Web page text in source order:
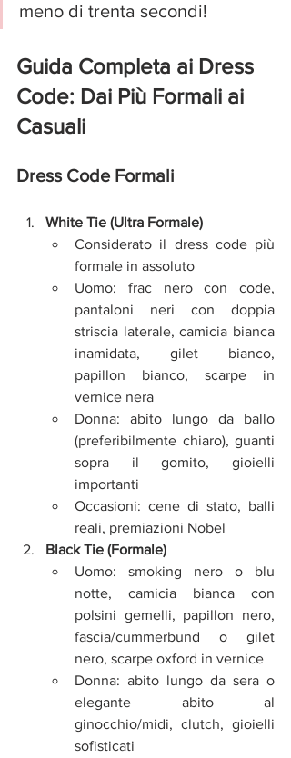
meno di trenta secondi!
Guida Completa ai Dress
Code: Dai Più Formali ai
Casuali
Dress Code Formali
White Tie (Ultra Formale)
Considerato il dress code più
formale in assoluto
Uomo: frac nero con code,
pantaloni neri con doppia
striscia laterale, camicia bianca
inamidata, gilet bianco,
papillon bianco, scarpe in
vernice nera
Donna: abito lungo da ballo
(preferibilmente chiaro), guanti
sopra il gomito, gioielli
importanti
Occasioni: cene di stato, balli
reali, premiazioni Nobel
Black Tie (Formale)
Uomo: smoking nero o blu
notte, camicia bianca con
polsini gemelli, papillon nero,
fascia/cummerbund o gilet
nero, scarpe oxford in vernice
Donna: abito lungo da sera o
elegante abito al
ginocchio/midi, clutch, gioielli
sofisticati